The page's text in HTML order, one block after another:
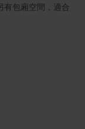
有包廂空間，適合